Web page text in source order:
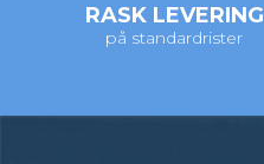
RASK LEVERING
på standardrister